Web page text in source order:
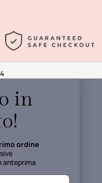
in
ordine
anteprima